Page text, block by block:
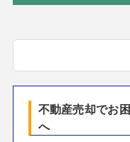
不動産売却で
へ